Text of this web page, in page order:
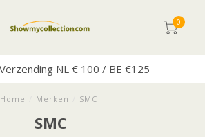
0
Uitstekende Service
Home Merken SMC
SMC